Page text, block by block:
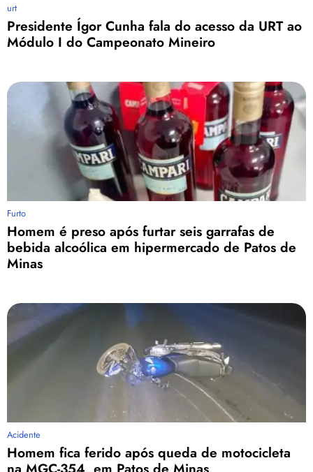
urt
Presidente Ígor Cunha fala do acesso da URT ao
Módulo I do Campeonato Mineiro
Furto
Homem é preso após furtar seis garrafas de
bebida alcoólica em hipermercado de Patos de
Minas
Acidente
Homem fica ferido após queda de motocicleta